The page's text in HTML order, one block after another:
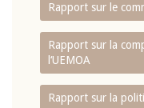
Rapport sur le
Rapport sur la
l‘UEMOA
Rapport sur la